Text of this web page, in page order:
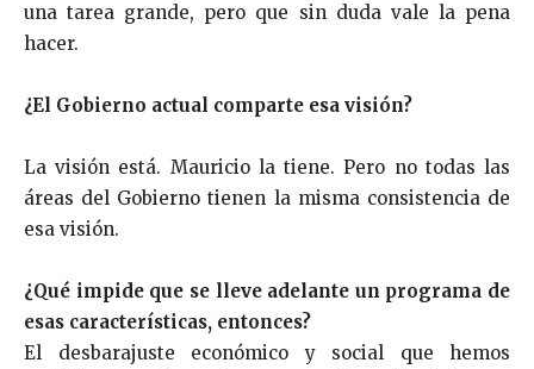
una tarea grande, pero que sin duda vale la pena
hacer.
¿El Gobierno actual comparte esa visión?
La visión está. Mauricio la tiene. Pero no todas las
áreas del Gobierno tienen la misma consistencia de
esa visión.
¿Qué impide que se lleve adelante un programa de
esas características, entonces?
El desbarajuste económico y social que hemos